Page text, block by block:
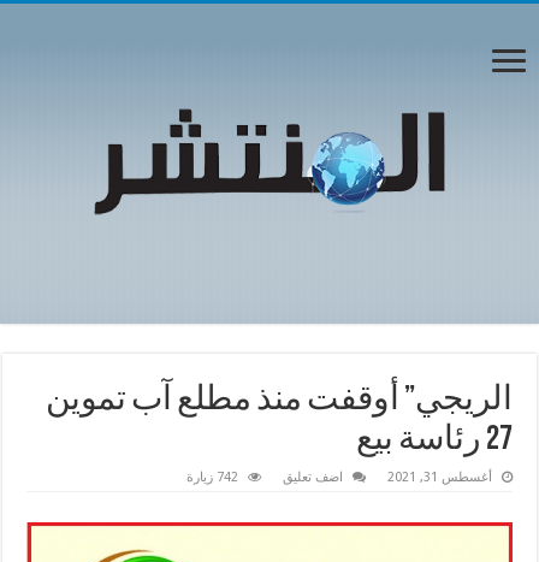
الريجي” أوقفت منذ مطلع آب تموين
27 رئاسة بيع
أغسطس 31, 2021 اضف تعليق 742 زيارة